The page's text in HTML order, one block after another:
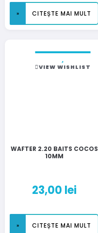
CITEȘTE MAI MULT
VIEW WISHLIST
WAFTER 2.20 BAITS COCOS
10MM
23,00 lei
CITEȘTE MAI MULT